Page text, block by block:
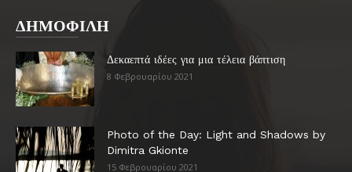
ΔΗΜΟΦΙΛΗ
Δεκαεπτά ιδέες για μια τέλεια βάπτιση
8 Φεβρουαρίου 2021
Photo of the Day: Light and Shadows by
Dimitra Gkionte
15 Φεβρουαρίου 2021